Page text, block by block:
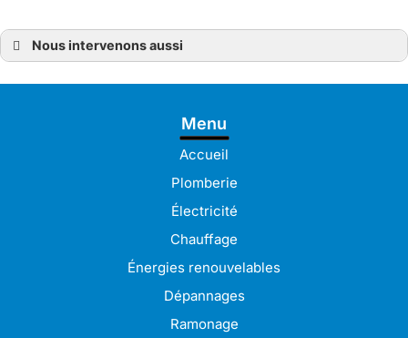
Nous intervenons aussi
Ramonage à Binic-Étables-sur-Mer
Menu
Accueil
Plomberie
Électricité
Chauffage
Énergies renouvelables
Dépannages
Ramonage